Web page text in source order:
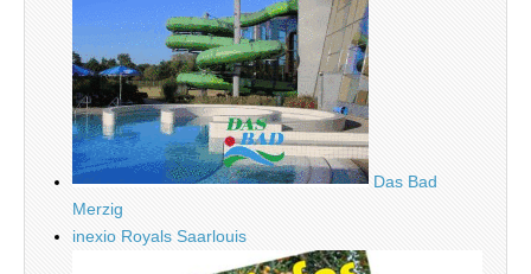
Das Bad
Merzig
inexio Royals Saarlouis